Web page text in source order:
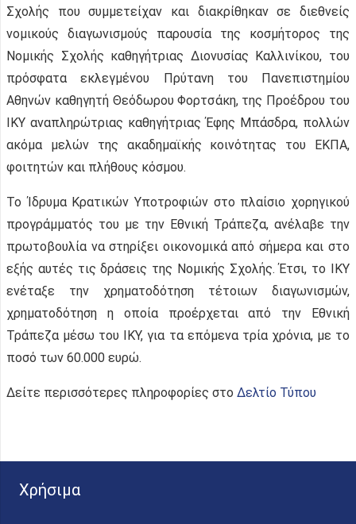
Σχολής που συμμετείχαν και διακρίθηκαν σε διεθνείς
νομικούς διαγωνισμούς παρουσία της κοσμήτορος της
Νομικής Σχολής καθηγήτριας Διονυσίας Καλλινίκου, του
πρόσφατα εκλεγμένου Πρύτανη του Πανεπιστημίου
Αθηνών καθηγητή Θεόδωρου Φορτσάκη, της Προέδρου του
ΙΚΥ αναπληρώτριας καθηγήτριας Έφης Μπάσδρα, πολλών
ακόμα μελών της ακαδημαϊκής κοινότητας του ΕΚΠΑ,
φοιτητών και πλήθους κόσμου.
Το Ίδρυμα Κρατικών Υποτροφιών στο πλαίσιο χορηγικού
προγράμματός του με την Εθνική Τράπεζα, ανέλαβε την
πρωτοβουλία να στηρίξει οικονομικά από σήμερα και στο
εξής αυτές τις δράσεις της Νομικής Σχολής. Έτσι, το ΙΚΥ
ενέταξε την χρηματοδότηση τέτοιων διαγωνισμών,
χρηματοδότηση η οποία προέρχεται από την Εθνική
Τράπεζα μέσω του ΙΚΥ, για τα επόμενα τρία χρόνια, με το
ποσό των 60.000 ευρώ.
Δείτε περισσότερες πληροφορίες στο Δελτίο Τύπου
Χρήσιμα